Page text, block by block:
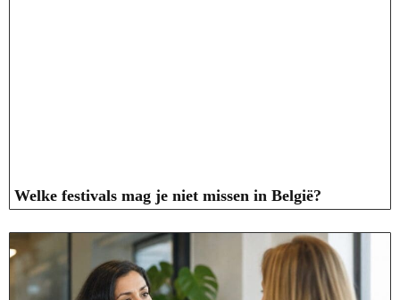
Welke festivals mag je niet missen in België?